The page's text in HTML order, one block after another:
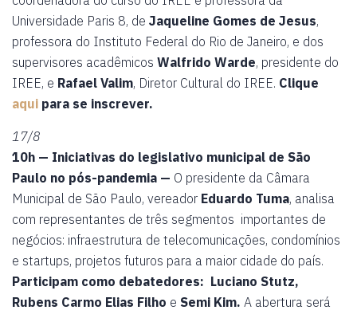
Universidade Paris 8, de Jaqueline Gomes de Jesus,
professora do Instituto Federal do Rio de Janeiro, e dos
supervisores acadêmicos Walfrido Warde, presidente do
IREE, e Rafael Valim, Diretor Cultural do IREE. Clique
aqui para se inscrever.
17/8
10h — Iniciativas do legislativo municipal de São
Paulo no pós-pandemia — O presidente da Câmara
Municipal de São Paulo, vereador Eduardo Tuma, analisa
com representantes de três segmentos importantes de
negócios: infraestrutura de telecomunicações, condomínios
e startups, projetos futuros para a maior cidade do país.
Participam como debatedores: Luciano Stutz,
Rubens Carmo Elias Filho e Semi Kim. A abertura será